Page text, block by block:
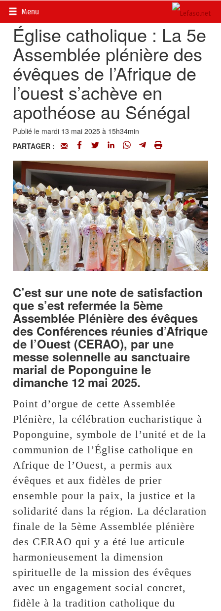
Menu
Accueil>
Église catholique : La 5e
Assemblée plénière des
évêques de l’Afrique de
l’ouest s’achève en
apothéose au Sénégal
Publié le mardi 13 mai 2025 à 15h34min
PARTAGER :
C’est sur une note de satisfaction
que s’est refermée la 5ème
Assemblée Plénière des évêques
des Conférences réunies d’Afrique
de l’Ouest (CERAO), par une
messe solennelle au sanctuaire
marial de Poponguine le
dimanche 12 mai 2025.
Point d’orgue de cette Assemblée
Plénière, la célébration eucharistique à
Poponguine, symbole de l’unité et de la
communion de l’Église catholique en
Afrique de l’Ouest, a permis aux
évêques et aux fidèles de prier
ensemble pour la paix, la justice et la
solidarité dans la région. La déclaration
finale de la 5ème Assemblée plénière
des CERAO qui y a été lue articule
harmonieusement la dimension
spirituelle de la mission des évêques
avec un engagement social concret,
fidèle à la tradition catholique du